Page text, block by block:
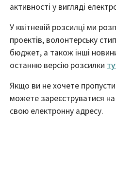
активності у вигляді
У квітневій розсилці ми
проектів, волонтерську
бюджет, а також інші
останню версію розсилки
Якщо ви не хочете
можете зареєструватися
свою електронну адресу.